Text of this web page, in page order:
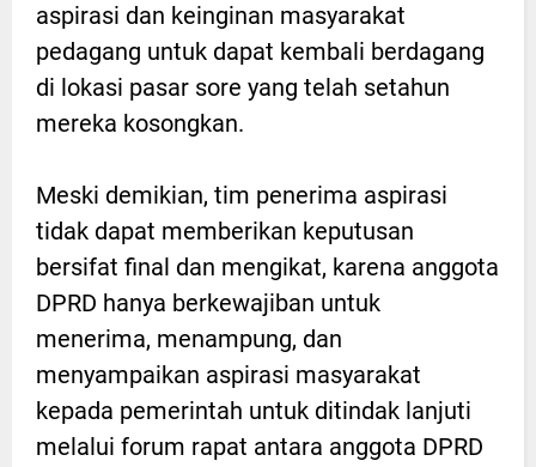
aspirasi dan keinginan masyarakat
pedagang untuk dapat kembali berdagang
di lokasi pasar sore yang telah setahun
mereka kosongkan.
Meski demikian, tim penerima aspirasi
tidak dapat memberikan keputusan
bersifat final dan mengikat, karena anggota
DPRD hanya berkewajiban untuk
menerima, menampung, dan
menyampaikan aspirasi masyarakat
kepada pemerintah untuk ditindak lanjuti
melalui forum rapat antara anggota DPRD